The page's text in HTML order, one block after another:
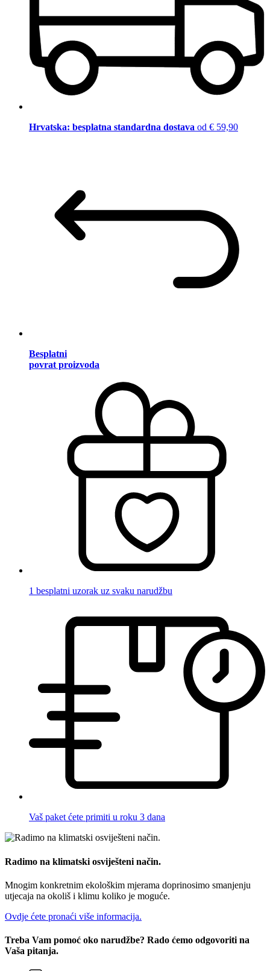
Hrvatska: besplatna standardna dostava od € 59,90
Besplatni
povrat proizvoda
1 besplatni uzorak uz svaku narudžbu
Vaš paket ćete primiti u roku 3 dana
Radimo na klimatski osviješteni način.
Mnogim konkretnim ekološkim mjerama doprinosimo smanjenju
utjecaja na okoliš i klimu koliko je moguće.
Ovdje ćete pronaći više informacija.
Treba Vam pomoć oko narudžbe? Rado ćemo odgovoriti na
Vaša pitanja.